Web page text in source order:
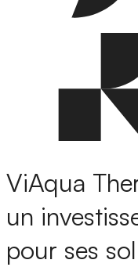
ViAqua
un
pour ses